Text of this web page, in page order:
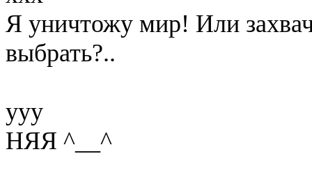
Я уничтожу мир! Или
выбрать?..
ууу
НЯЯ ^__^